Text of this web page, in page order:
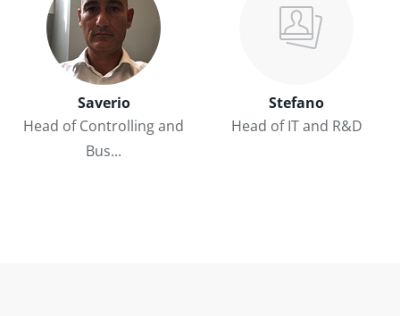
Saverio
Head of Controlling and
Bus...
Stefano
Head of IT and R&D